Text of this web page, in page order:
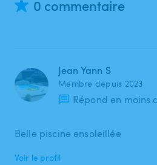
0 commentaire
Jean Yann S
Membre depuis 2023
Répond en moins
Belle piscine ensoleillée
Voir le profil